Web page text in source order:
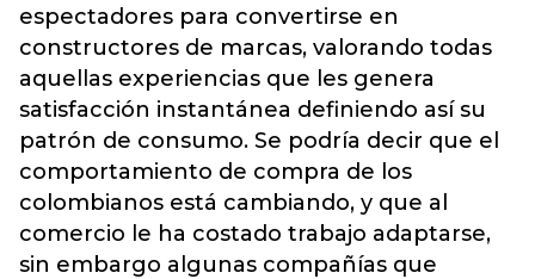
espectadores para convertirse en
constructores de marcas, valorando todas
aquellas experiencias que les genera
satisfacción instantánea definiendo así su
patrón de consumo. Se podría decir que el
comportamiento de compra de los
colombianos está cambiando, y que al
comercio le ha costado trabajo adaptarse,
sin embargo algunas compañías que